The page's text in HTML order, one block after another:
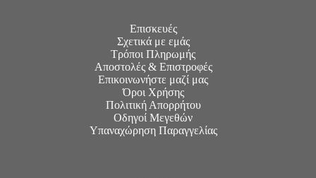
Επισκευές
Σχετικά με εμάς
Τρόποι Πληρωμής
Αποστολές & Επιστροφές
Επικοινωνήστε μαζί μας
Όροι Χρήσης
Πολιτική Απορρήτου
Οδηγοί Μεγεθών
Υπαναχώρηση Παραγγελίας